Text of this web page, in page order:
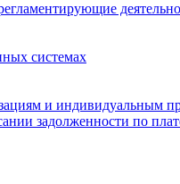
системах
и индивидуальным
задолженности по